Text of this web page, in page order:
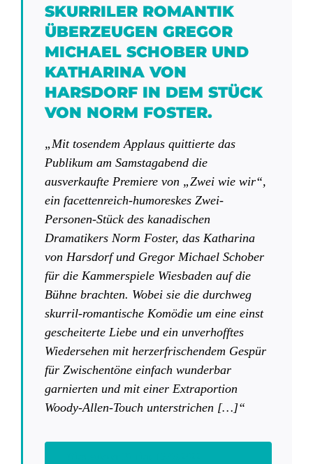
SKURRILER ROMANTIK
ÜBERZEUGEN GREGOR
MICHAEL SCHOBER UND
KATHARINA VON
HARSDORF IN DEM STÜCK
VON NORM FOSTER.
„Mit tosendem Applaus quittierte das
Publikum am Samstagabend die
ausverkaufte Premiere von „Zwei wie wir“,
ein facettenreich-humoreskes Zwei-
Personen-Stück des kanadischen
Dramatikers Norm Foster, das Katharina
von Harsdorf und Gregor Michael Schober
für die Kammerspiele Wiesbaden auf die
Bühne brachten. Wobei sie die durchweg
skurril-romantische Komödie um eine einst
gescheiterte Liebe und ein unverhofftes
Wiedersehen mit herzerfrischendem Gespür
für Zwischentöne einfach wunderbar
garnierten und mit einer Extraportion
Woody-Allen-Touch unterstrichen […]“